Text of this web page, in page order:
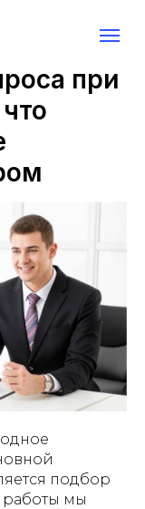
при
подбор
работы мы